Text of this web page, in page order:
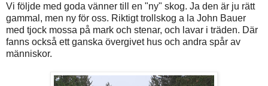
Vi följde med goda vänner till en "ny" skog. Ja den är ju rätt
gammal, men ny för oss. Riktigt trollskog a la John Bauer
med tjock mossa på mark och stenar, och lavar i träden. Där
fanns också ett ganska övergivet hus och andra spår av
människor.